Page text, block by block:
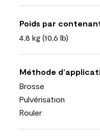
Poids par contenant
4,8 kg (10,6 lb)
Méthode
Brosse
Pulvérisation
Rouler